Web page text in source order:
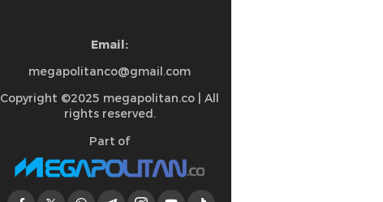
Email:
megapolitanco@gmail.com
Copyright ©2025 megapolitan.co | All
rights reserved.
Part of